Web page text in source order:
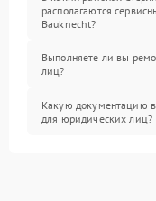
располагаются
Bauknecht?
Выполняете ли вы
лиц?
Какую документацию
для юридических лиц?